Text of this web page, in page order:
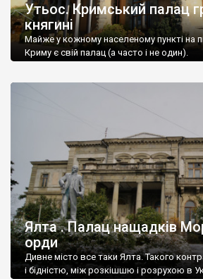
Утьос. Кримський палац
княгині
Майже у кожному населеному пункті на
Криму є свій палац (а часто і не один).
Ялта . Палац нащадків
орди
Дивне місто все таки Ялта. Такого
і бідністю, між розкішшю і розрухою в